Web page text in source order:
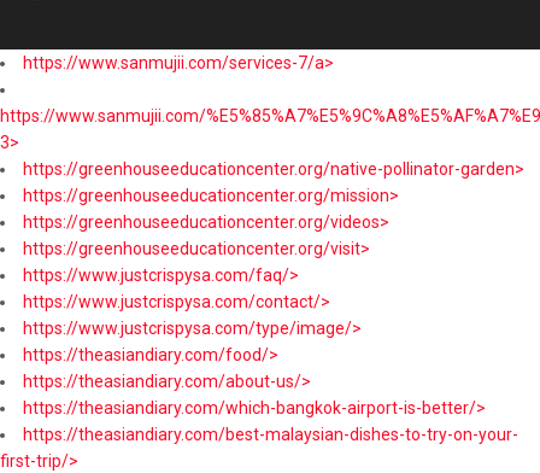
https://www.sanmujii.com/services-7/a>
https://www.sanmujii.com/
3>
https://greenhouseeducationcenter.org/native-pollinator-garden>
https://greenhouseeducationcenter.org/mission>
https://greenhouseeducationcenter.org/videos>
https://greenhouseeducationcenter.org/visit>
https://www.justcrispysa.com/faq/>
https://www.justcrispysa.com/contact/>
https://www.justcrispysa.com/type/image/>
https://theasiandiary.com/food/>
https://theasiandiary.com/about-us/>
https://theasiandiary.com/which-bangkok-airport-is-better/>
https://theasiandiary.com/best-malaysian-dishes-to-try-on-your-
first-trip/>